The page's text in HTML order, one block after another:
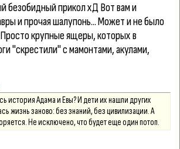
безобидный прикол хД Вот вам и
и прочая шалупонь... Может и не было
крупные ящеры, которых в
"скрестили" с мамонтами, акулами,
история Адама и Евы? И дети их нашли других
жизнь заново: без знаний, без цивилизации. А
Не исключено, что будет еще один потоп.